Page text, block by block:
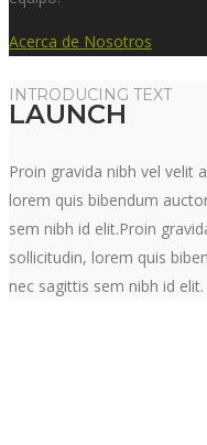
Acerca de Nosotros
INTRODUCING TEXT
LAUNCH
Proin gravida nibh vel velit
lorem quis bibendum
sem nibh id elit.Proin
sollicitudin, lorem quis
nec sagittis sem nibh id elit.